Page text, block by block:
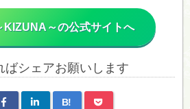
KIZUNA～の公式サイトへ
ばシェアお願いします
B!